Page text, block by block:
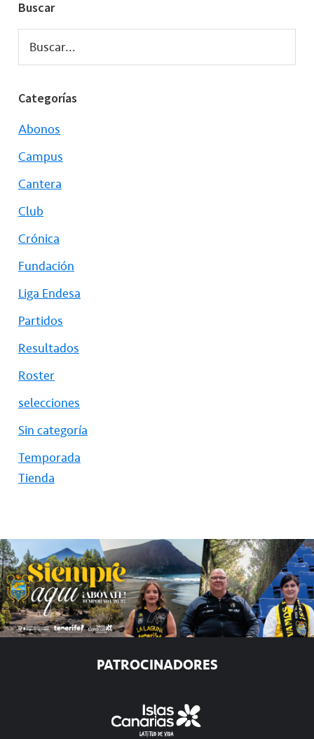
Buscar
Buscar...
Categorías
Abonos
Campus
Cantera
Club
Crónica
Fundación
Liga Endesa
Partidos
Resultados
Roster
selecciones
Sin categoría
Temporada
Tienda
PATROCINADORES